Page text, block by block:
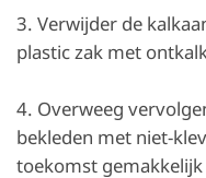
3. Verwijder de
plastic zak met
4. Overweeg
bekleden met niet-
toekomst